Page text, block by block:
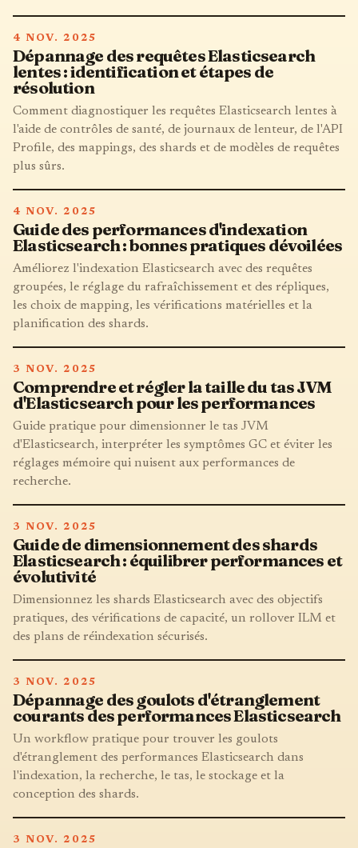
4 NOV. 2025
Dépannage des requêtes Elasticsearch
lentes : identification et étapes de
résolution
Comment diagnostiquer les requêtes Elasticsearch lentes à
l'aide de contrôles de santé, de journaux de lenteur, de l'API
Profile, des mappings, des shards et de modèles de requêtes
plus sûrs.
4 NOV. 2025
Guide des performances d'indexation
Elasticsearch : bonnes pratiques dévoilées
Améliorez l'indexation Elasticsearch avec des requêtes
groupées, le réglage du rafraîchissement et des répliques,
les choix de mapping, les vérifications matérielles et la
planification des shards.
3 NOV. 2025
Comprendre et régler la taille du tas JVM
d'Elasticsearch pour les performances
Guide pratique pour dimensionner le tas JVM
d'Elasticsearch, interpréter les symptômes GC et éviter les
réglages mémoire qui nuisent aux performances de
recherche.
3 NOV. 2025
Guide de dimensionnement des shards
Elasticsearch : équilibrer performances et
évolutivité
Dimensionnez les shards Elasticsearch avec des objectifs
pratiques, des vérifications de capacité, un rollover ILM et
des plans de réindexation sécurisés.
3 NOV. 2025
Dépannage des goulots d'étranglement
courants des performances Elasticsearch
Un workflow pratique pour trouver les goulots
d'étranglement des performances Elasticsearch dans
l'indexation, la recherche, le tas, le stockage et la
conception des shards.
3 NOV. 2025